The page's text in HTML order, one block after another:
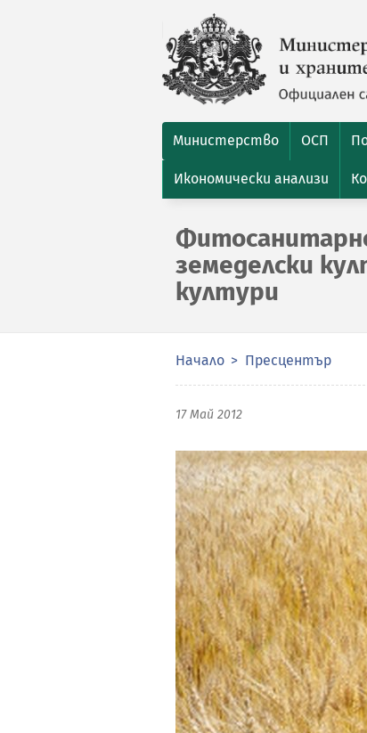
Министерство ОСП
Икономически анализи
земеделски
култури
Начало Пресцентър
17 Май 2012